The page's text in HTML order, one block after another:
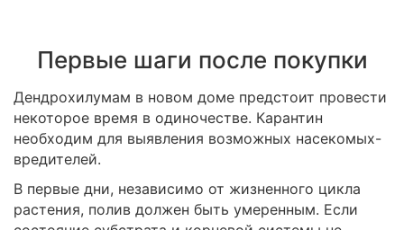
Первые шаги после покупки
Дендрохилумам в новом доме предстоит провести
некоторое время в одиночестве. Карантин
необходим для выявления возможных насекомых-
вредителей.
В первые дни, независимо от жизненного цикла
растения, полив должен быть умеренным. Если